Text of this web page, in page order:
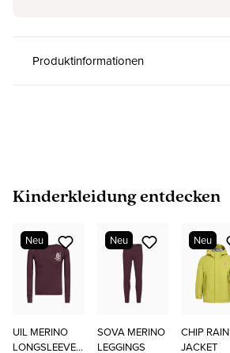
Produktinformationen
Produktgalerie überspringen
Kinderkleidung entdecken
Neu
UIL MERINO
LONGSLEEVE
Neu
SOVA MERINO
LEGGINGS
Neu
CHIP RAIN
JACKET